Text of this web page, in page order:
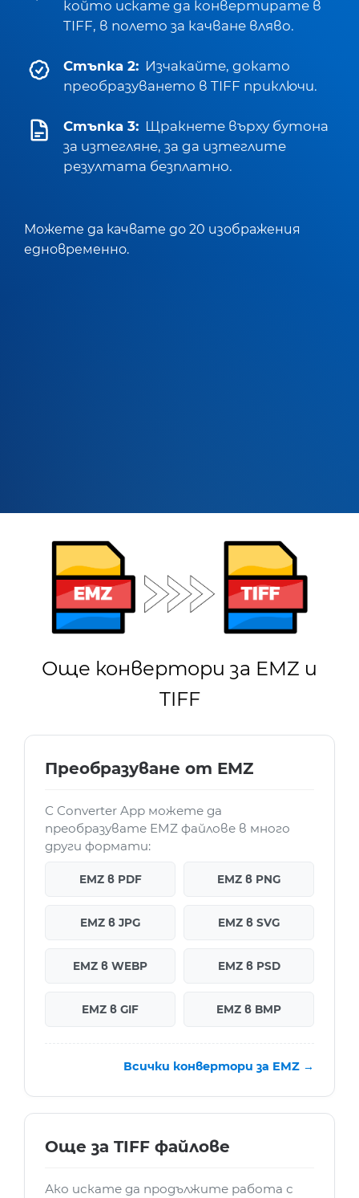
който искате да конвертирате в
TIFF, в полето за качване вляво.
Стъпка 2: Изчакайте, докато
преобразуването в TIFF приключи.
Стъпка 3: Щракнете върху бутона
за изтегляне, за да изтеглите
резултата безплатно.
Можете да качвате до 20 изображения
едновременно.
Още конвертори за EMZ и
TIFF
Преобразуване от EMZ
С Converter App можете да
преобразувате EMZ файлове в много
други формати:
EMZ в PDF EMZ в PNG
EMZ в JPG EMZ в SVG
EMZ в WEBP EMZ в PSD
EMZ в GIF EMZ в BMP
Всички конвертори за EMZ →
Още за TIFF файлове
Ако искате да продължите работа с